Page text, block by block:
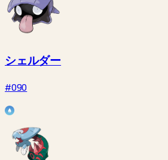
シェルダー
#090